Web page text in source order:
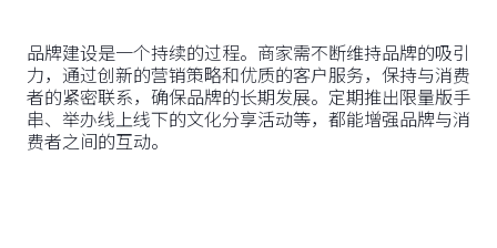
品牌建设是一个持续的过程。商家需不断维持品牌的吸引
力，通过创新的营销策略和优质的客户服务，保持与消费
者的紧密联系，确保品牌的长期发展。定期推出限量版手
串、举办线上线下的文化分享活动等，都能增强品牌与消
费者之间的互动。